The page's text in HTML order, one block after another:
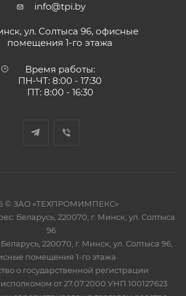
info@tpi.by
ул. Солтыса 96, офисные
помещения 1-го этажа
Время работы:
ПН-ЧТ: 8:00 - 17:30
ПТ: 8:00 - 16:30
© ЗАО «ТЕХПРОМИМПЕКС»
Беларусь, 220070, г. Минск, ул. Солтыса
96
220070, г. Минск, ул. Солтыса 96,
помещения 1-го этажа
о государственной регистрации
от 27.07.2000 УНП 100127623